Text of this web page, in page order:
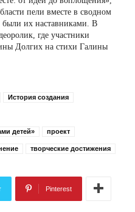
пели вместе в сводном
были их наставниками. В
где участники
Долгих на стихи Галины
История создания
детей» проект
творческие достижения
Pinterest